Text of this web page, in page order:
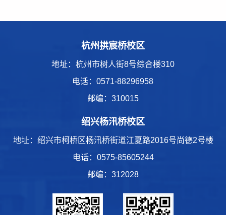
杭州拱宸桥校区
地址：杭州市树人街8号综合楼310
电话：0571-88296958
邮编：310015
绍兴杨汛桥校区
地址：绍兴市柯桥区杨汛桥街道江夏路2016号尚德2号楼
电话： 0575-85605244
邮编：312028